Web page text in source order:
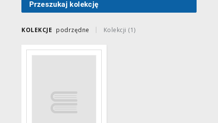
Przeszukaj kolekcję
KOLEKCJE podrzędne Kolekcji (1)